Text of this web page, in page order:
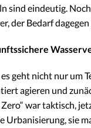
sind eindeutig.
der Bedarf
geht nicht nur um
agieren und
Zero“ war taktisch,
Urbanisierung, sie